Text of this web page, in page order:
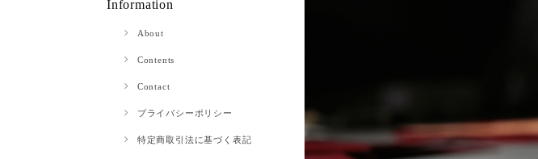
Information
About
Contents
Contact
プライバシーポリシー
特定商取引法に基づく表記